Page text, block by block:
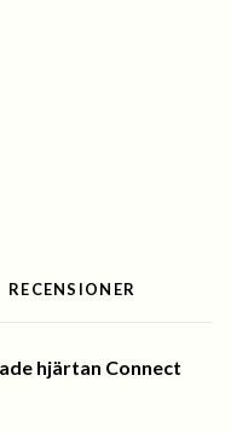
RECENSIONER
hjärtan Connect